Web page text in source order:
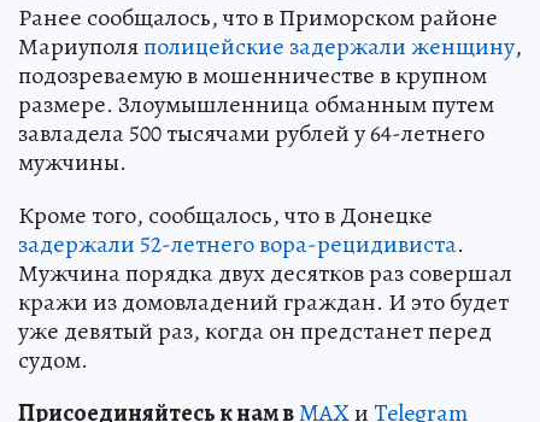
Ранее сообщалось, что в Приморском районе
Мариуполяполицейские задержали женщину,
подозреваемую в мошенничестве в крупном
размере. Злоумышленница обманным путем
завладела 500 тысячами рублей у 64-летнего
мужчины.
Кроме того, сообщалось, что в Донецке
задержали 52-летнего вора-рецидивиста.
Мужчина порядка двух десятков раз совершал
кражи из домовладений граждан. И это будет
уже девятый раз, когда он предстанет перед
судом.
Присоединяйтесь к нам вMAXиTelegram